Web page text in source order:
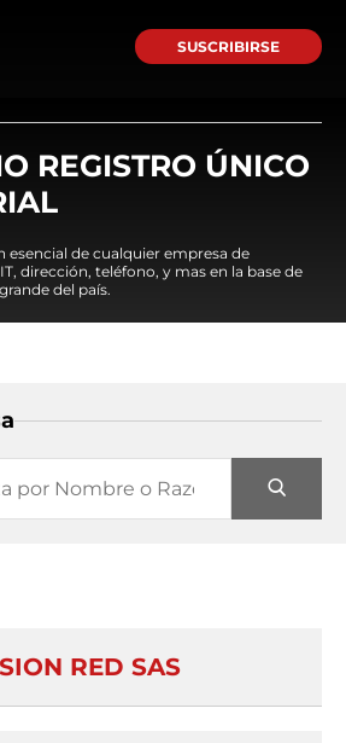
SUSCRIBIRSE
REGISTRO ÚNICO
esencial de cualquier empresa de
dirección, teléfono, y mas en la base de
del país.
RED SAS